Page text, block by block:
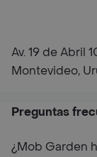
Av. 19 de Abril
Montevideo,
Preguntas
¿Mob Garden